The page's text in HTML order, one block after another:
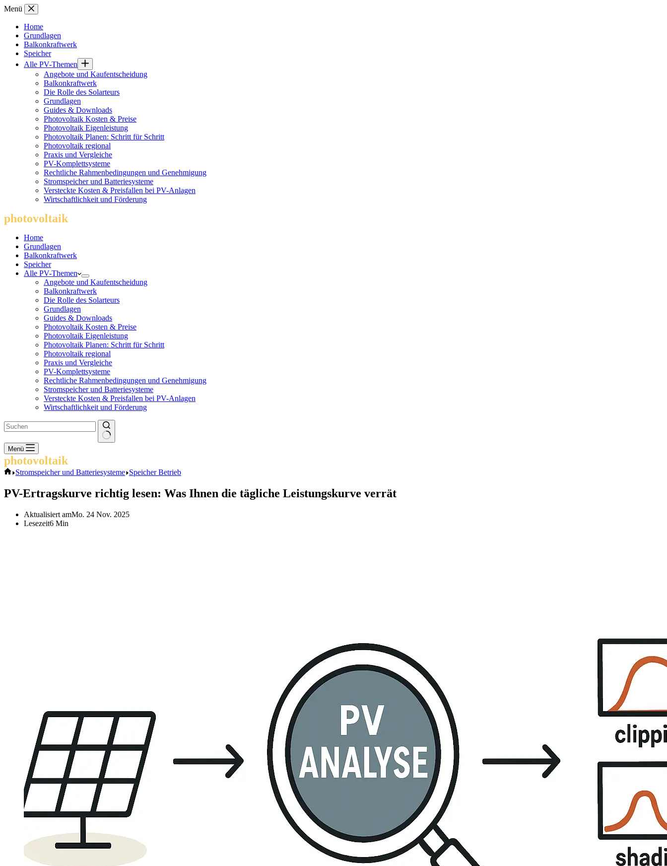
Zum
springen
Menü
Home
Grundlagen
Balkonkraftwerk
Speicher
Alle PV-Themen
Angebote und Kaufentscheidung
Balkonkraftwerk
Die Rolle des Solarteurs
Grundlagen
Guides & Downloads
Photovoltaik Kosten & Preise
Photovoltaik Eigenleistung
Photovoltaik Planen: Schritt für Schritt
Photovoltaik regional
Praxis und Vergleiche
PV-Komplettsysteme
Rechtliche Rahmenbedingungen und Genehmigung
Stromspeicher und Batteriesysteme
Versteckte Kosten & Preisfallen bei PV-Anlagen
Wirtschaftlichkeit und Förderung
photovoltaik
Home
Grundlagen
Balkonkraftwerk
Speicher
Alle PV-Themen
Angebote und Kaufentscheidung
Balkonkraftwerk
Die Rolle des Solarteurs
Grundlagen
Guides & Downloads
Photovoltaik Kosten & Preise
Photovoltaik Eigenleistung
Photovoltaik Planen: Schritt für Schritt
Photovoltaik regional
Praxis und Vergleiche
PV-Komplettsysteme
Rechtliche Rahmenbedingungen und Genehmigung
Stromspeicher und Batteriesysteme
Versteckte Kosten & Preisfallen bei PV-Anlagen
Wirtschaftlichkeit und Förderung
Keine
Ergebnisse
Menü
photovoltaik
Start
Stromspeicher und Batteriesysteme Speicher Betrieb
PV-Ertragskurve richtig lesen: Was Ihnen die tägliche Leistungskurve verrät
Aktualisiert amMo. 24 Nov. 2025
Lesezeit6 Min